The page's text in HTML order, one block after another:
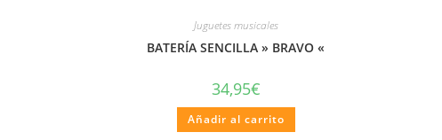
Juguetes musicales
BATERÍA SENCILLA » BRAVO «
34,95€
Añadir al carrito